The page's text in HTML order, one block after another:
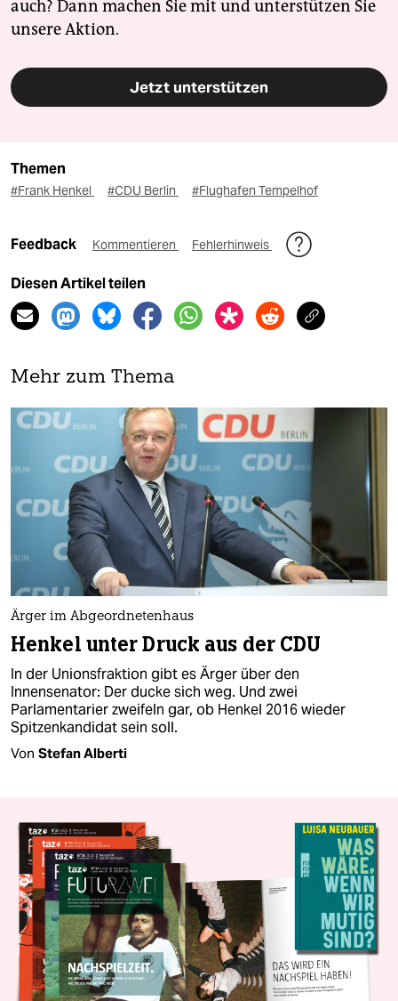
auch? Dann machen Sie mit und unterstützen Sie
unsere Aktion.
Jetzt unterstützen
Themen
#Frank Henkel #CDU Berlin #Flughafen Tempelhof
Feedback Kommentieren Fehlerhinweis
Diesen Artikel teilen
Mehr zum Thema
Ärger im Abgeordnetenhaus
Henkel unter Druck aus der CDU
In der Unionsfraktion gibt es Ärger über den
Innensenator: Der ducke sich weg. Und zwei
Parlamentarier zweifeln gar, ob Henkel 2016 wieder
Spitzenkandidat sein soll.
Von Stefan Alberti